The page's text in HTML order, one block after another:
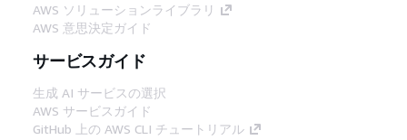
AWS ソリューションライブラリ
AWS 意思決定ガイド
サービスガイド
生成 AI サービスの選択
AWS サービスガイド
GitHub 上の AWS CLI チュートリアル